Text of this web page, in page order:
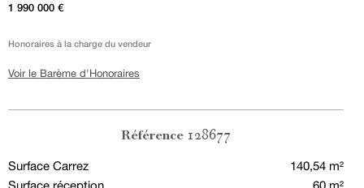
1 990 000 €
Honoraires à la charge du vendeur
Voir le Barème d'Honoraires
Référence 128677
Surface Carrez
140,54 m²